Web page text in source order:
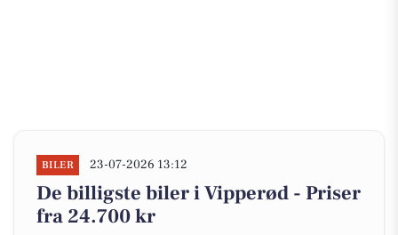
BILER 23-07-2026 13:12
De billigste biler i Vipperød - Priser
fra 24.700 kr